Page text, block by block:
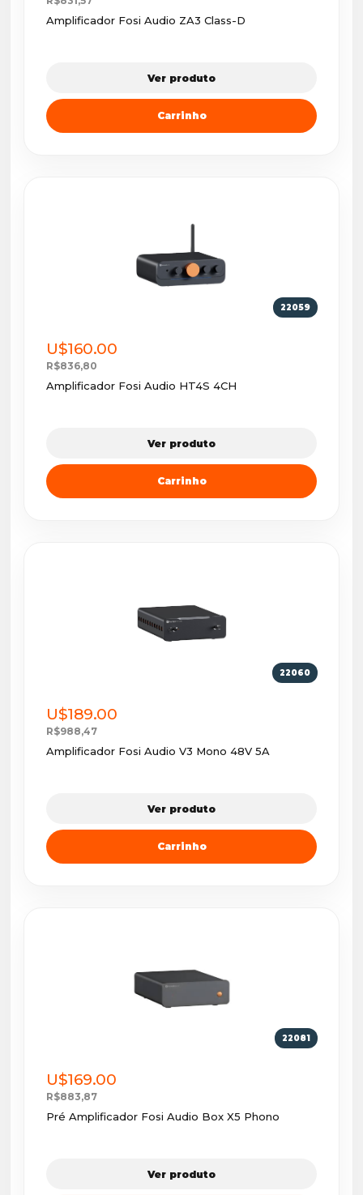
Amplificador Fosi Audio ZA3 Class-D
Ver produto
Carrinho
22059
U$160.00
R$836,80
Amplificador Fosi Audio HT4S 4CH
Ver produto
Carrinho
22060
U$189.00
R$988,47
Amplificador Fosi Audio V3 Mono 48V 5A
Ver produto
Carrinho
22081
U$169.00
R$883,87
Pré Amplificador Fosi Audio Box X5 Phono
Ver produto